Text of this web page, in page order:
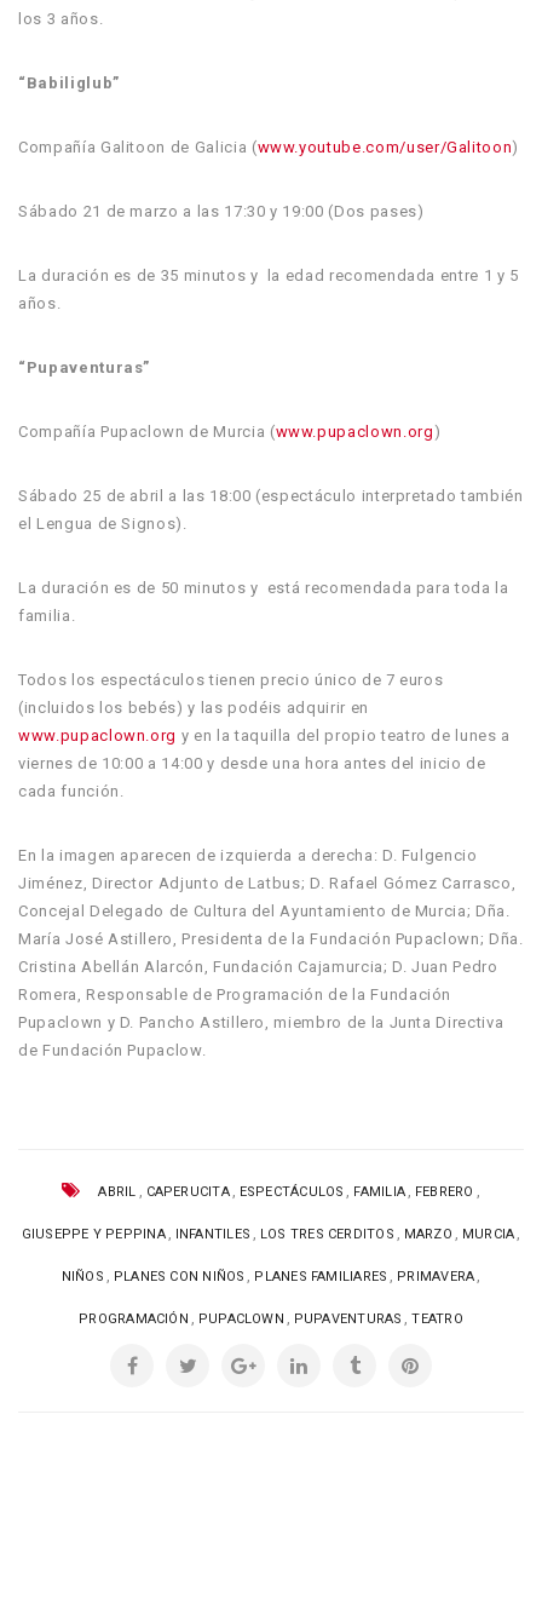
los 3 años.
“Babiliglub”
Compañía Galitoon de Galicia (www.youtube.com/user/Galitoon)
Sábado 21 de marzo a las 17:30 y 19:00 (Dos pases)
La duración es de 35 minutos y la edad recomendada entre 1 y 5
años.
“Pupaventuras”
Compañía Pupaclown de Murcia (www.pupaclown.org )
Sábado 25 de abril a las 18:00 (espectáculo interpretado también
el Lengua de Signos).
La duración es de 50 minutos y está recomendada para toda la
familia.
Todos los espectáculos tienen precio único de 7 euros
(incluidos los bebés) y las podéis adquirir en
www.pupaclown.org y en la taquilla del propio teatro de lunes a
viernes de 10:00 a 14:00 y desde una hora antes del inicio de
cada función.
En la imagen aparecen de izquierda a derecha: D. Fulgencio
Jiménez, Director Adjunto de Latbus; D. Rafael Gómez Carrasco,
Concejal Delegado de Cultura del Ayuntamiento de Murcia; Dña.
María José Astillero, Presidenta de la Fundación Pupaclown; Dña.
Cristina Abellán Alarcón, Fundación Cajamurcia; D. Juan Pedro
Romera, Responsable de Programación de la Fundación
Pupaclown y D. Pancho Astillero, miembro de la Junta Directiva
de Fundación Pupaclow.
ABRIL , CAPERUCITA , ESPECTÁCULOS , FAMILIA , FEBRERO ,
GIUSEPPE Y PEPPINA , INFANTILES , LOS TRES CERDITOS , MARZO , MURCIA ,
NIÑOS , PLANES CON NIÑOS , PLANES FAMILIARES , PRIMAVERA ,
PROGRAMACIÓN , PUPACLOWN , PUPAVENTURAS ,TEATRO